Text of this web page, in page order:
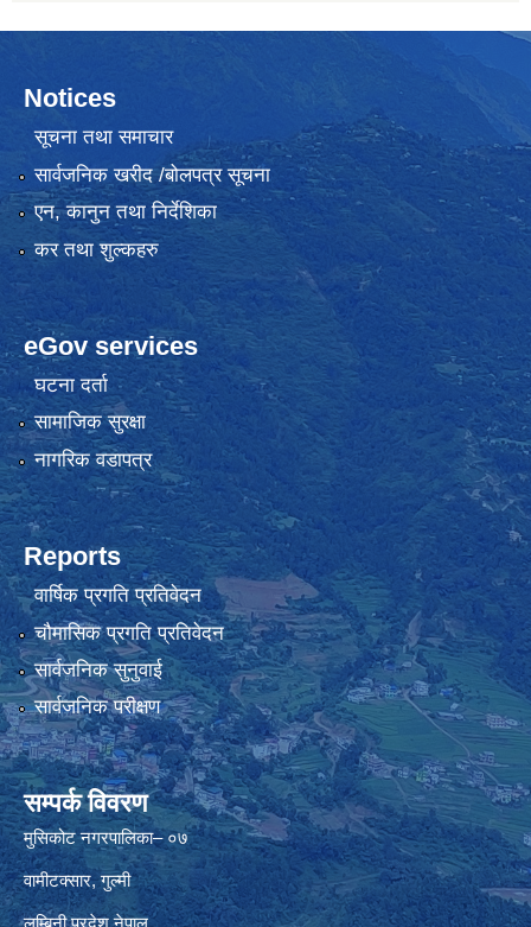
Notices
सूचना तथा समाचार
सार्वजनिक खरीद /बोलपत्र सूचना
एन, कानुन तथा निर्देशिका
कर तथा शुल्कहरु
eGov services
घटना दर्ता
सामाजिक सुरक्षा
नागरिक वडापत्र
Reports
वार्षिक प्रगति प्रतिवेदन
चौमासिक प्रगति प्रतिवेदन
सार्वजनिक सुनुवाई
सार्वजनिक परीक्षण
सम्पर्क विवरण
मुसिकोट नगरपालिका– ०७
वामीटक्सार, गुल्मी